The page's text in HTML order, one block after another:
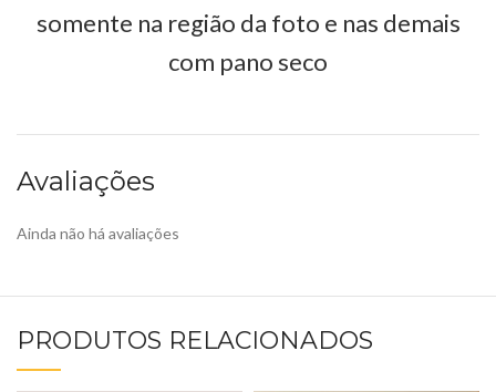
somente na região da foto e nas demais
com pano seco
Avaliações
Ainda não há avaliações
PRODUTOS RELACIONADOS